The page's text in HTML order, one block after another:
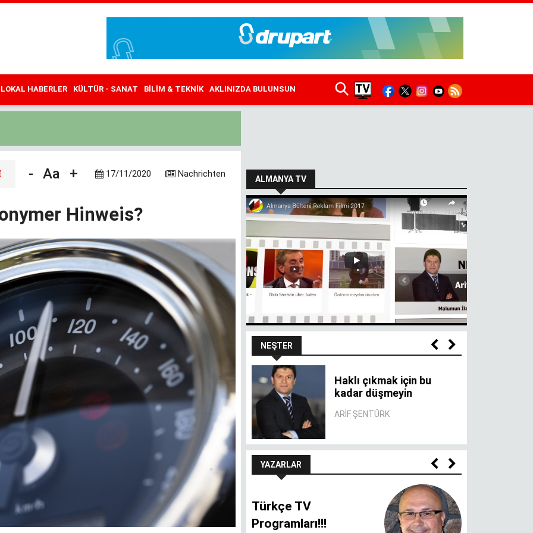
LOKAL HABERLER KÜLTÜR - SANAT BILIM & TEKNIK AKLINIZDA BULUNSUN
- Aa + 17/11/2020 Nachrichten
Hinweis?
ALMANYA TV
NEŞTER
100 yaşındaki
devletten 18’lik
delikanlı refleksi
ARIF ŞENTÜRK
Haklı çıkmak için bu
kadar düşmeyin
ARIF ŞENTÜRK
YAZARLAR
Türkçe TV
Programları!!!